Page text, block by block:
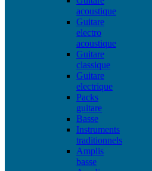
acoustique
Guitare
electro
acoustique
Guitare
classique
Guitare
electrique
Packs
guitare
Basse
Instruments
traditionnels
Amplis
basse